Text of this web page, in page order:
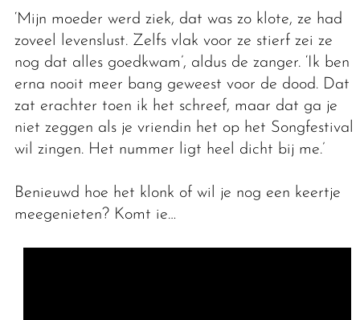
‘Mijn moeder werd ziek, dat was zo klote, ze had
zoveel levenslust. Zelfs vlak voor ze stierf zei ze
nog dat alles goedkwam’, aldus de zanger. ‘Ik ben
erna nooit meer bang geweest voor de dood. Dat
zat erachter toen ik het schreef, maar dat ga je
niet zeggen als je vriendin het op het Songfestival
wil zingen. Het nummer ligt heel dicht bij me.’
Benieuwd hoe het klonk of wil je nog een keertje
meegenieten? Komt ie…